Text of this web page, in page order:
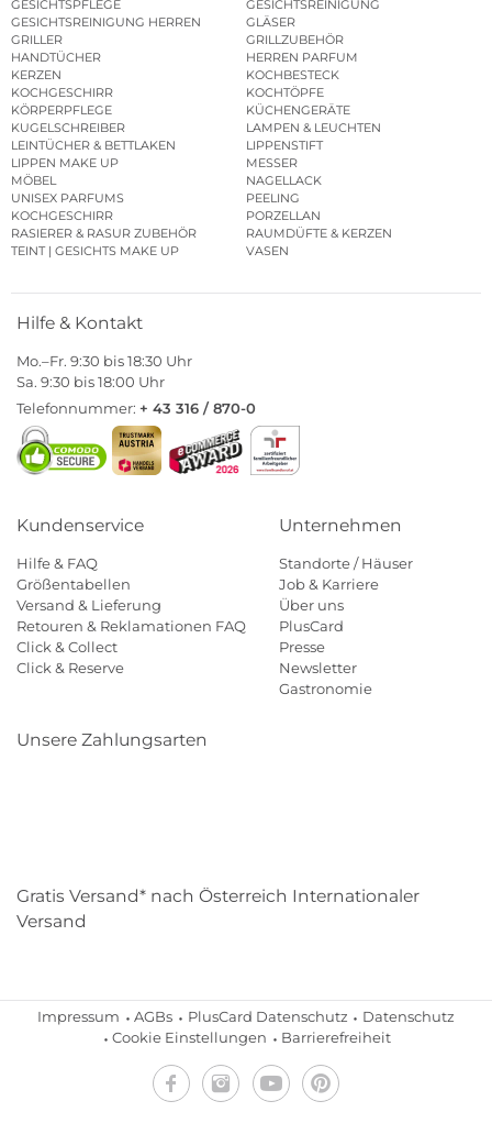
GESICHTSPFLEGE
GESICHTSREINIGUNG
GESICHTSREINIGUNG HERREN
GLÄSER
GRILLER
GRILLZUBEHÖR
HANDTÜCHER
HERREN PARFUM
KERZEN
KOCHBESTECK
KOCHGESCHIRR
KOCHTÖPFE
KÖRPERPFLEGE
KÜCHENGERÄTE
KUGELSCHREIBER
LAMPEN & LEUCHTEN
LEINTÜCHER & BETTLAKEN
LIPPENSTIFT
LIPPEN MAKE UP
MESSER
MÖBEL
NAGELLACK
UNISEX PARFUMS
PEELING
KOCHGESCHIRR
PORZELLAN
RASIERER & RASUR ZUBEHÖR
RAUMDÜFTE & KERZEN
TEINT | GESICHTS MAKE UP
VASEN
Hilfe & Kontakt
Mo.–Fr. 9:30 bis 18:30 Uhr
Sa. 9:30 bis 18:00 Uhr
Telefonnummer: + 43 316 / 870-0
Kundenservice
Hilfe & FAQ
Größentabellen
Versand & Lieferung
Retouren & Reklamationen FAQ
Click & Collect
Click & Reserve
Unternehmen
Standorte / Häuser
Job & Karriere
Über uns
PlusCard
Presse
Newsletter
Gastronomie
Unsere Zahlungsarten
Gratis Versand* nach Österreich Internationaler
Versand
Impressum AGBs PlusCard Datenschutz
Datenschutz
Cookie Einstellungen
Barrierefreiheit